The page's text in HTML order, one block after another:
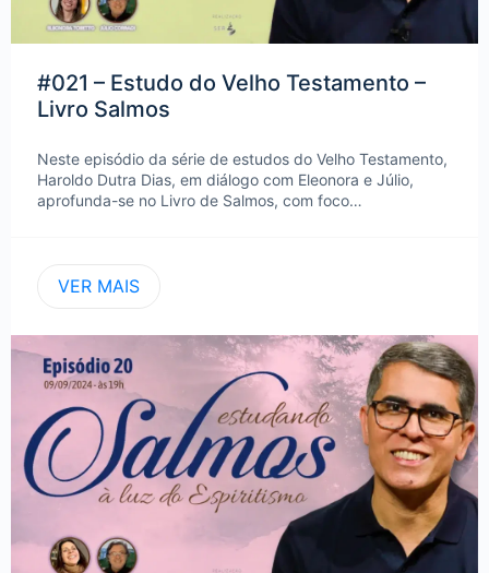
#021 – Estudo do Velho Testamento –
Livro Salmos
Neste episódio da série de estudos do Velho Testamento,
Haroldo Dutra Dias, em diálogo com Eleonora e Júlio,
aprofunda-se no Livro de Salmos, com foco…
VER MAIS